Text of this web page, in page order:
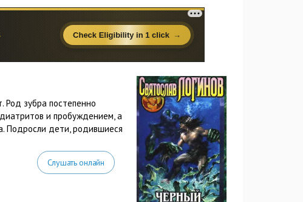
Род зубра постепенно
и пробуждением, а
Подросли дети, родившиеся
Слушать онлайн